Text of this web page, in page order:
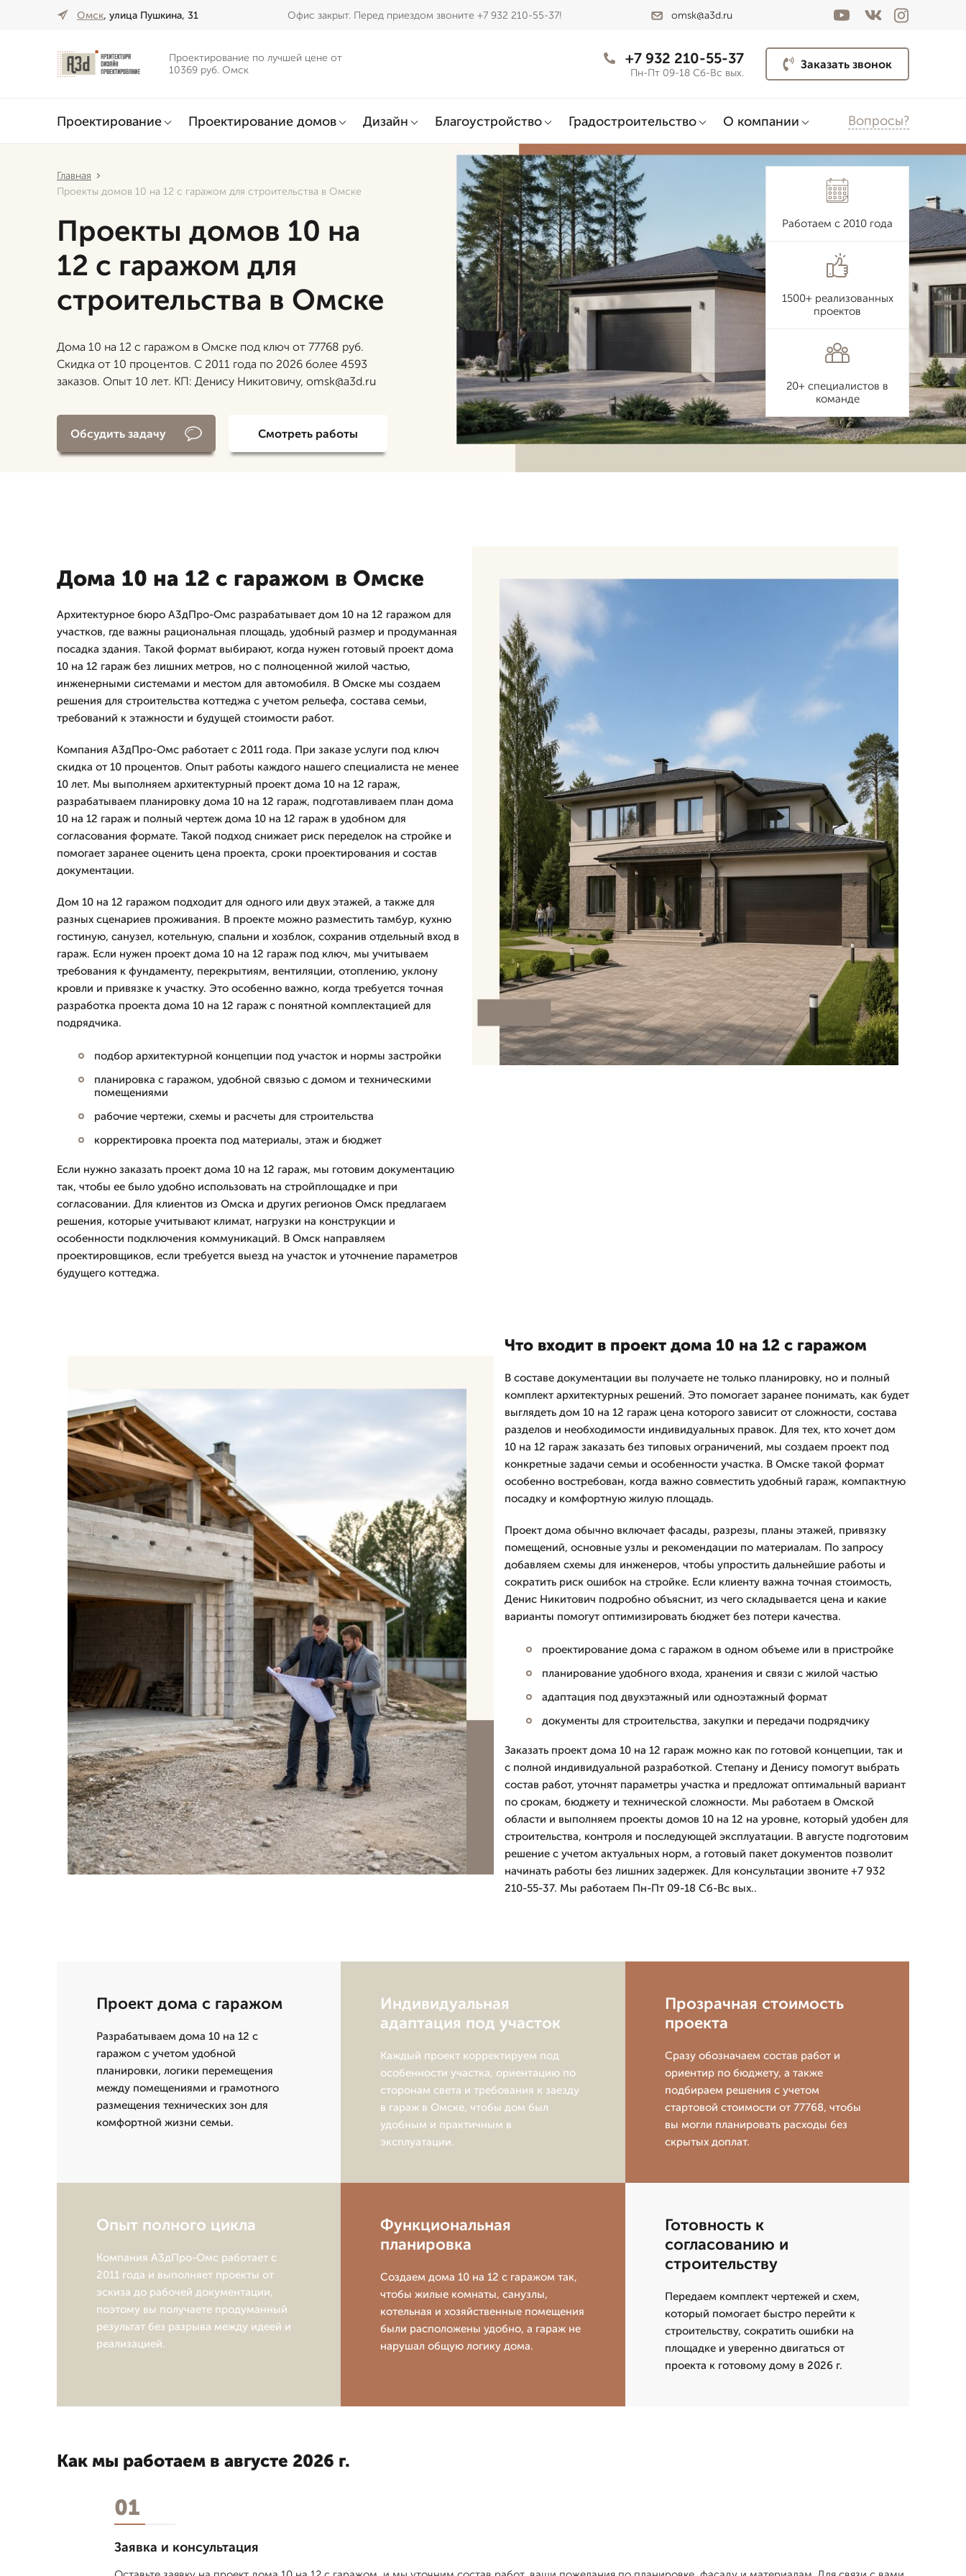
Омск, улица Пушкина, 31 Офис закрыт. Перед приездом звоните +7 932 210-55-37! omsk@a3d.ru
Проектирование по лучшей цене от
10369 руб. Омск
+7 932 210-55-37
Пн-Пт 09-18 Сб-Вс вых.
Заказать звонок
Проектирование Проектирование домов Дизайн Благоустройство Градостроительство О компании Вопросы?
Главная
Проекты домов 10 на 12 с гаражом для строительства в Омске
Проекты домов 10 на
12 с гаражом для
строительства в Омске
Дома 10 на 12 с гаражом в Омске под ключ от 77768 руб.
Скидка от 10 процентов. С 2011 года по 2026 более 4593
заказов. Опыт 10 лет. КП: Денису Никитовичу, omsk@a3d.ru
Обсудить задачу Смотреть работы
Работаем с 2010 года
1500+ реализованных
проектов
20+ специалистов в
команде
Дома 10 на 12 с гаражом в Омске
Архитектурное бюро А3дПро-Омс разрабатывает дом 10 на 12 гаражом для
участков, где важны рациональная площадь, удобный размер и продуманная
посадка здания. Такой формат выбирают, когда нужен готовый проект дома
10 на 12 гараж без лишних метров, но с полноценной жилой частью,
инженерными системами и местом для автомобиля. В Омске мы создаем
решения для строительства коттеджа с учетом рельефа, состава семьи,
требований к этажности и будущей стоимости работ.
Компания А3дПро-Омс работает с 2011 года. При заказе услуги под ключ
скидка от 10 процентов. Опыт работы каждого нашего специалиста не менее
10 лет. Мы выполняем архитектурный проект дома 10 на 12 гараж,
разрабатываем планировку дома 10 на 12 гараж, подготавливаем план дома
10 на 12 гараж и полный чертеж дома 10 на 12 гараж в удобном для
согласования формате. Такой подход снижает риск переделок на стройке и
помогает заранее оценить цена проекта, сроки проектирования и состав
документации.
Дом 10 на 12 гаражом подходит для одного или двух этажей, а также для
разных сценариев проживания. В проекте можно разместить тамбур, кухню
гостиную, санузел, котельную, спальни и хозблок, сохранив отдельный вход в
гараж. Если нужен проект дома 10 на 12 гараж под ключ, мы учитываем
требования к фундаменту, перекрытиям, вентиляции, отоплению, уклону
кровли и привязке к участку. Это особенно важно, когда требуется точная
разработка проекта дома 10 на 12 гараж с понятной комплектацией для
подрядчика.
подбор архитектурной концепции под участок и нормы застройки
планировка с гаражом, удобной связью с домом и техническими
помещениями
рабочие чертежи, схемы и расчеты для строительства
корректировка проекта под материалы, этаж и бюджет
Если нужно заказать проект дома 10 на 12 гараж, мы готовим документацию
так, чтобы ее было удобно использовать на стройплощадке и при
согласовании. Для клиентов из Омска и других регионов Омск предлагаем
решения, которые учитывают климат, нагрузки на конструкции и
особенности подключения коммуникаций. В Омск направляем
проектировщиков, если требуется выезд на участок и уточнение параметров
будущего коттеджа.
Что входит в проект дома 10 на 12 с гаражом
В составе документации вы получаете не только планировку, но и полный
комплект архитектурных решений. Это помогает заранее понимать, как будет
выглядеть дом 10 на 12 гараж цена которого зависит от сложности, состава
разделов и необходимости индивидуальных правок. Для тех, кто хочет дом
10 на 12 гараж заказать без типовых ограничений, мы создаем проект под
конкретные задачи семьи и особенности участка. В Омске такой формат
особенно востребован, когда важно совместить удобный гараж, компактную
посадку и комфортную жилую площадь.
Проект дома обычно включает фасады, разрезы, планы этажей, привязку
помещений, основные узлы и рекомендации по материалам. По запросу
добавляем схемы для инженеров, чтобы упростить дальнейшие работы и
сократить риск ошибок на стройке. Если клиенту важна точная стоимость,
Денис Никитович подробно объяснит, из чего складывается цена и какие
варианты помогут оптимизировать бюджет без потери качества.
проектирование дома с гаражом в одном объеме или в пристройке
планирование удобного входа, хранения и связи с жилой частью
адаптация под двухэтажный или одноэтажный формат
документы для строительства, закупки и передачи подрядчику
Заказать проект дома 10 на 12 гараж можно как по готовой концепции, так и
с полной индивидуальной разработкой. Степану и Денису помогут выбрать
состав работ, уточнят параметры участка и предложат оптимальный вариант
по срокам, бюджету и технической сложности. Мы работаем в Омской
области и выполняем проекты домов 10 на 12 на уровне, который удобен для
строительства, контроля и последующей эксплуатации. В августе подготовим
решение с учетом актуальных норм, а готовый пакет документов позволит
начинать работы без лишних задержек. Для консультации звоните +7 932
210-55-37. Мы работаем Пн-Пт 09-18 Сб-Вс вых..
Проект дома с гаражом
Разрабатываем дома 10 на 12 с
гаражом с учетом удобной
планировки, логики перемещения
между помещениями и грамотного
размещения технических зон для
комфортной жизни семьи.
Индивидуальная
адаптация под участок
Каждый проект корректируем под
особенности участка, ориентацию по
сторонам света и требования к заезду
в гараж в Омске, чтобы дом был
удобным и практичным в
эксплуатации.
Прозрачная стоимость
проекта
Сразу обозначаем состав работ и
ориентир по бюджету, а также
подбираем решения с учетом
стартовой стоимости от 77768, чтобы
вы могли планировать расходы без
скрытых доплат.
Опыт полного цикла
Компания А3дПро-Омс работает с
2011 года и выполняет проекты от
эскиза до рабочей документации,
поэтому вы получаете продуманный
результат без разрыва между идеей и
реализацией.
Функциональная
планировка
Создаем дома 10 на 12 с гаражом так,
чтобы жилые комнаты, санузлы,
котельная и хозяйственные помещения
были расположены удобно, а гараж не
нарушал общую логику дома.
Готовность к
согласованию и
строительству
Передаем комплект чертежей и схем,
который помогает быстро перейти к
строительству, сократить ошибки на
площадке и уверенно двигаться от
проекта к готовому дому в 2026 г.
Как мы работаем в августе 2026 г.
01
Заявка и консультация